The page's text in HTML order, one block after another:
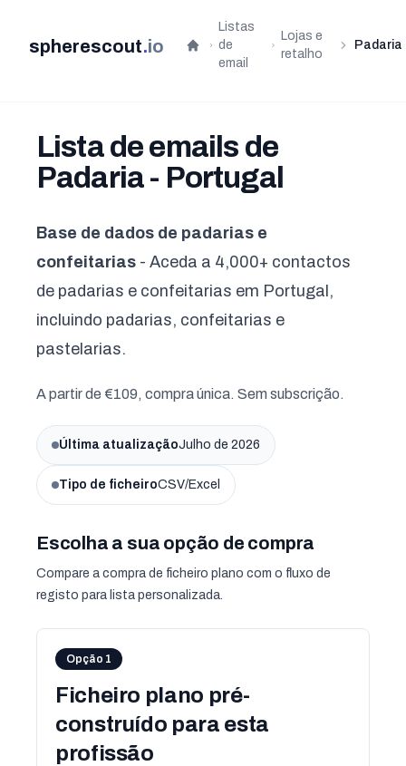
spherescout.io Início
Listas
de
email
Lojas e
retalho
Padaria
Lista de emails de
Padaria - Portugal
Base de dados de padarias e
confeitarias - Aceda a 4,000+ contactos
de padarias e confeitarias em Portugal,
incluindo padarias, confeitarias e
pastelarias.
A partir de €109, compra única. Sem subscrição.
Última atualizaçãoJulho de 2026
Tipo de ficheiroCSV/Excel
Escolha a sua opção de compra
Compare a compra de ficheiro plano com o fluxo de
registo para lista personalizada.
Opção 1
Ficheiro plano pré-
construído para esta
profissão